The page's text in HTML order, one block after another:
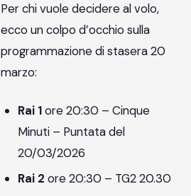
Per chi vuole decidere al volo,
ecco un colpo d’occhio sulla
programmazione di stasera 20
marzo:
Rai 1ore 20:30 – Cinque
Minuti – Puntata del
20/03/2026
Rai 2 ore 20:30 – TG2 20.30